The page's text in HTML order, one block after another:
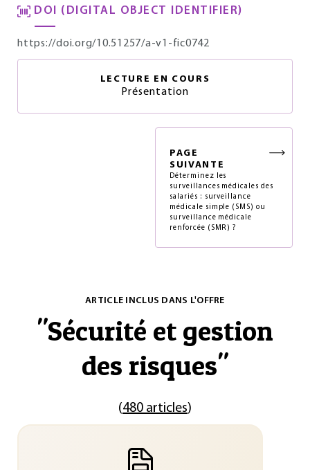
DOI (DIGITAL OBJECT IDENTIFIER)
https://doi.org/10.51257/a-v1-fic0742
LECTURE EN COURS
Présentation
PAGE
SUIVANTE
Déterminez les
surveillances médicales des
salariés : surveillance
médicale simple (SMS) ou
surveillance médicale
renforcée (SMR) ?
ARTICLE INCLUS DANS L'OFFRE
"Sécurité et gestion
des risques"
(480 articles)